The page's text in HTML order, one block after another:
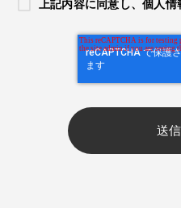
上記内容に同意し、個人